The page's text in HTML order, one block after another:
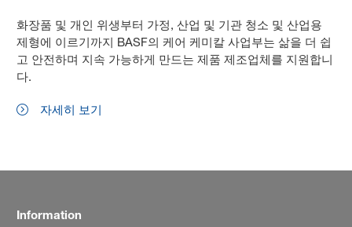
화장품 및 개인 위생부터 가정, 산업 및 기관 청소 및 산업용
제형에 이르기까지 BASF의 케어 케미칼 사업부는 삶을 더 쉽
고 안전하며 지속 가능하게 만드는 제품 제조업체를 지원합니
다.
자세히 보기
Information